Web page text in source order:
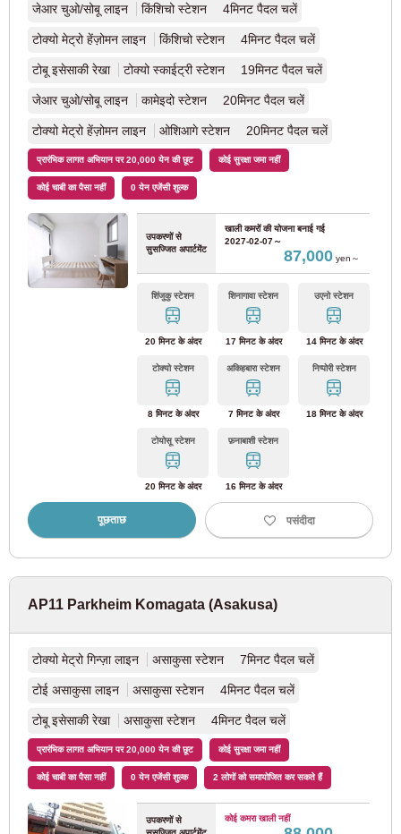
जेआर चुओ/सोबू लाइन किंशिचो स्टेशन 4मिनट पैदल चलें
टोक्यो मेट्रो हेंज़ोमन लाइन किंशिचो स्टेशन 4मिनट पैदल चलें
टोबू इसेसाकी रेखा टोक्यो स्काईट्री स्टेशन 19मिनट पैदल चलें
जेआर चुओ/सोबू लाइन कामेइदो स्टेशन 20मिनट पैदल चलें
टोक्यो मेट्रो हेंज़ोमन लाइन ओशिआगे स्टेशन 20मिनट पैदल चलें
प्रारंभिक लागत अभियान पर 20,000 येन की छूट कोई सुरक्षा जमा नहीं
कोई चाबी का पैसा नहीं 0 येन एजेंसी शुल्क
उपकरणों से
सुसज्जित अपार्टमेंट
खाली कमरों की योजना बनाई गई
2027-02-07～
87,000yen～
शिंजुकु स्टेशन
20 मिनट के अंदर
शिनागावा स्टेशन
17 मिनट के अंदर
उएनो स्टेशन
14 मिनट के अंदर
टोक्यो स्टेशन
8 मिनट के अंदर
अकिहबारा स्टेशन
7 मिनट के अंदर
निप्पोरी स्टेशन
18 मिनट के अंदर
टोयोसू स्टेशन
20 मिनट के अंदर
फ़नाबाशी स्टेशन
16 मिनट के अंदर
पूछताछ पसंदीदा
AP11 Parkheim Komagata (Asakusa)
टोक्यो मेट्रो गिन्ज़ा लाइन असाकुसा स्टेशन 7मिनट पैदल चलें
टोई असाकुसा लाइन असाकुसा स्टेशन 4मिनट पैदल चलें
टोबू इसेसाकी रेखा असाकुसा स्टेशन 4मिनट पैदल चलें
प्रारंभिक लागत अभियान पर 20,000 येन की छूट कोई सुरक्षा जमा नहीं
कोई चाबी का पैसा नहीं 0 येन एजेंसी शुल्क 2 लोगों को समायोजित कर सकते हैं
उपकरणों से
कोई कमरा खाली नहीं
टोई शिंजुकु लाइन (22)
टोई असाकुसा लाइन (27)
टोडेन अरकावा लाइन (21)
टोक्यू कॉर्पोरेशन
टोक्यू टोयोको लाइन
(34)
(41)
टोक्यू तमागावा लाइन (9)
सिबू रेलवे
सेबू शिंजुकु लाइन (165)
सिबू इकेबुकुरो लाइन (91)
सिबू युराकुचो लाइन (23)
सिबू तोशिमा लाइन (15)